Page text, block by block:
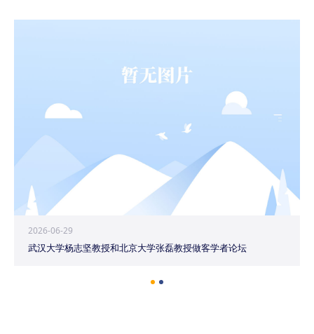
2026-06-29
武汉大学杨志坚教授和北京大学张磊教授做客学者论坛